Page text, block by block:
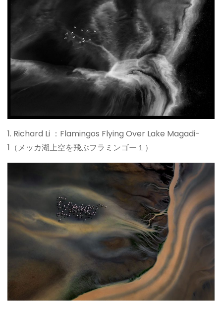
1. Richard Li ：Flamingos Flying Over Lake Magadi-
1（メッカ湖上空を飛ぶフラミンゴー１）